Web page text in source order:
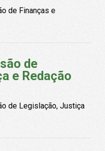
de Finanças e
de
e Redação
de Legislação, Justiça